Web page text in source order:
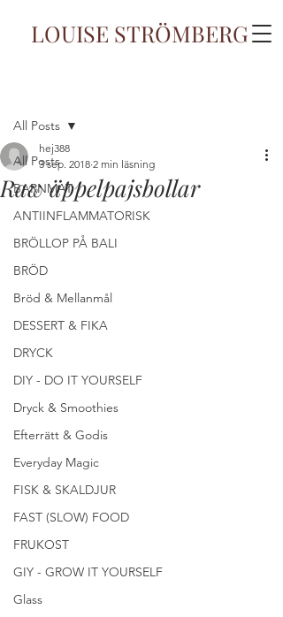
LOUISE STRÖMBERG
All Posts
BARNMAT
ANTIINFLAMMATORISK
BRÖLLOP PÅ BALI
BRÖD
Bröd & Mellanmål
DESSERT & FIKA
DRYCK
DIY - DO IT YOURSELF
Dryck & Smoothies
Efterrätt & Godis
Everyday Magic
FISK & SKALDJUR
FAST (SLOW) FOOD
FRUKOST
GIY - GROW IT YOURSELF
Glass
All Posts
Raw äppelpajsbollar
hej388
3 sep. 2018 2 min läsning